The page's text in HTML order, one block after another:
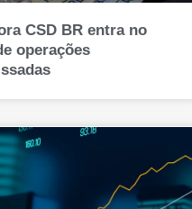
CSD BR entra no
operações